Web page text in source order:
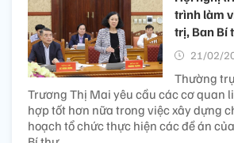
trình làm
trị, Ban Bí
21/02/
Thường
Trương Thị Mai yêu cầu các cơ quan
hợp tốt hơn nữa trong việc xây dựng
hoạch tổ chức thực hiện các đề án